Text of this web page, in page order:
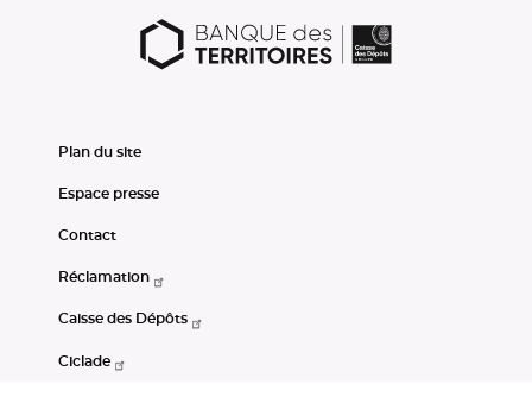
Plan du site
Espace presse
Contact
Réclamation
Caisse des Dépôts
Ciclade